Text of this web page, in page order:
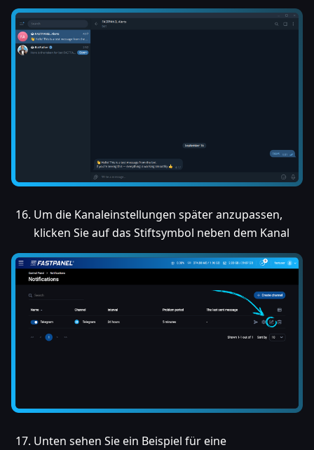
Um die Kanaleinstellungen später anzupassen,
klicken Sie auf das Stiftsymbol neben dem Kanal
Unten sehen Sie ein Beispiel für eine